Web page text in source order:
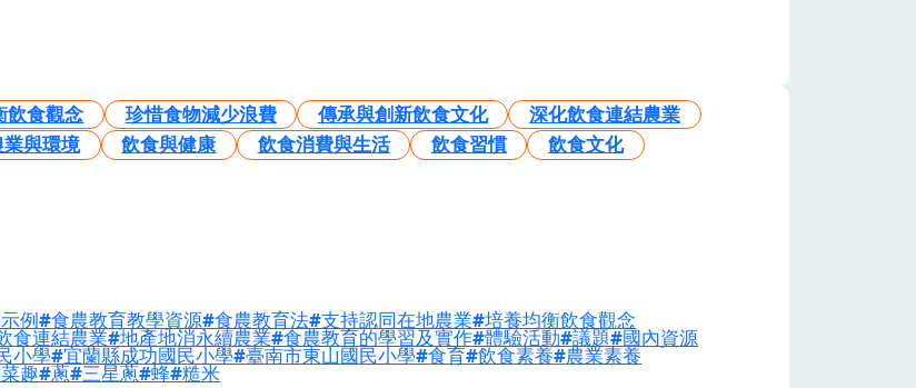
飲食觀念 珍惜食物減少浪費 傳承與創新飲食文化
深化飲食連結農業
業與環境 飲食與健康 飲食消費與生活 飲食習慣 飲食文化
例 食農教育教學資源 食農教育法 支持認同在地農業 培養均衡飲食觀念
食連結農業 地產地消永續農業 食農教育的學習及實作 體驗活動 議題 國內資源
小學 宜蘭縣成功國民小學 臺南市東山國民小學 食育 飲食素養 農業素養
趣 蔥 三星蔥 蜂 糙米